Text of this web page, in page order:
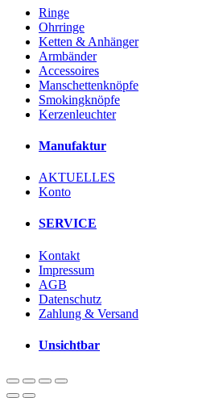
Ringe
Ohrringe
Ketten & Anhänger
Armbänder
Accessoires
Manschettenknöpfe
Smokingknöpfe
Kerzenleuchter
Manufaktur
AKTUELLES
Konto
SERVICE
Kontakt
Impressum
AGB
Datenschutz
Zahlung & Versand
Unsichtbar